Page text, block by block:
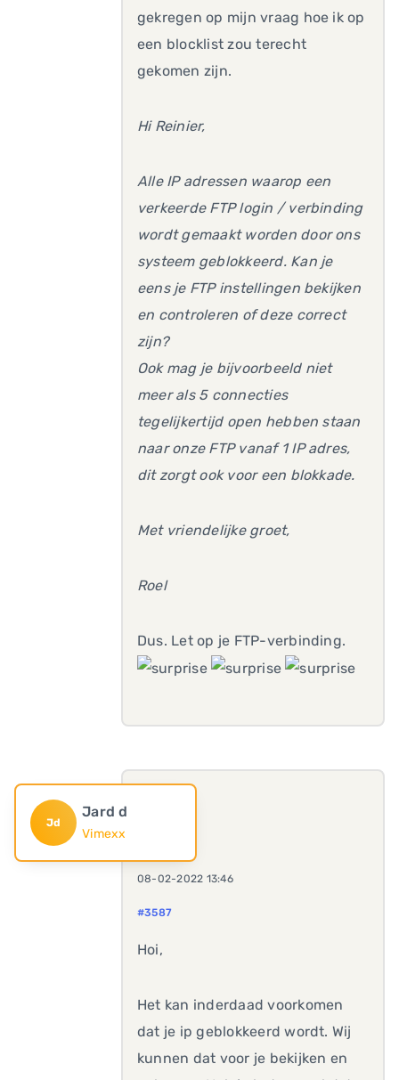
gekregen op mijn vraag hoe ik op
een blocklist zou terecht
gekomen zijn.
Hi Reinier,
Alle IP adressen waarop een
verkeerde FTP login / verbinding
wordt gemaakt worden door ons
systeem geblokkeerd. Kan je
eens je FTP instellingen bekijken
en controleren of deze correct
zijn?
Ook mag je bijvoorbeeld niet
meer als 5 connecties
tegelijkertijd open hebben staan
naar onze FTP vanaf 1 IP adres,
dit zorgt ook voor een blokkade.
Met vriendelijke groet,
Roel
Dus. Let op je FTP-verbinding.
Jd
Jard d
Vimexx
08-02-2022 13:46
#3587
Hoi,
Het kan inderdaad voorkomen
dat je ip geblokkeerd wordt. Wij
kunnen dat voor je bekijken en